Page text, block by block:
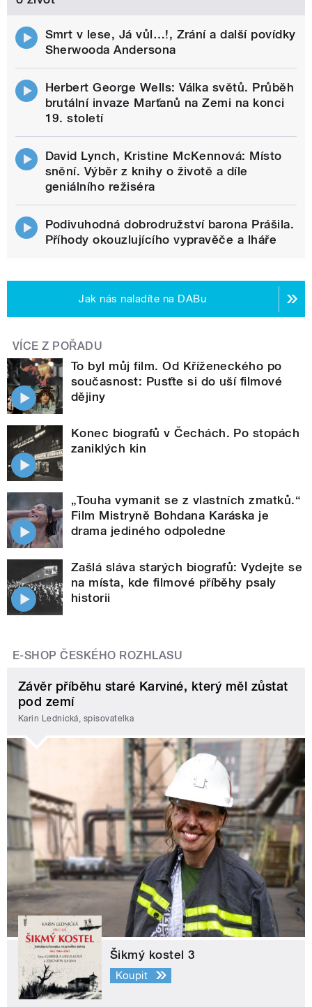
Smrt v lese, Já vůl…!, Zrání a další povídky
Sherwooda Andersona
Herbert George Wells: Válka světů. Průběh
brutální invaze Marťanů na Zemi na konci
19. století
David Lynch, Kristine McKennová: Místo
snění. Výběr z knihy o životě a díle
geniálního režiséra
Podivuhodná dobrodružství barona Prášila.
Příhody okouzlujícího vypravěče a lháře
Jak nás naladíte na DABu
VÍCE Z POŘADU
To byl můj film. Od Kříženeckého po
současnost: Pusťte si do uší filmové
dějiny
Konec biografů v Čechách. Po stopách
zaniklých kin
„Touha vymanit se z vlastních zmatků.“
Film Mistryně Bohdana Karáska je
drama jediného odpoledne
Zašlá sláva starých biografů: Vydejte se
na místa, kde filmové příběhy psaly
historii
E-SHOP ČESKÉHO ROZHLASU
Závěr příběhu staré Karviné, který měl zůstat
pod zemí
Karin Lednická, spisovatelka
Šikmý kostel 3
Koupit